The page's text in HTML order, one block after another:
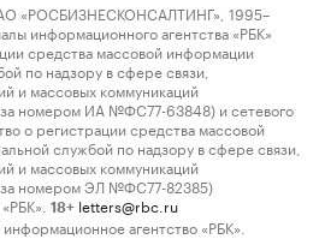
«РОСБИЗНЕСКОНСАЛТИНГ», 1995–
информационного агентства «РБК»
средства массовой информации
по надзору в сфере связи,
и массовых коммуникаций
номером ИА №ФС77-63848) и сетевого
о регистрации средства массовой
службой по надзору в сфере связи,
и массовых коммуникаций
за номером ЭЛ №ФС77-82385)
18+ letters@rbc.ru
агентство «РБК».